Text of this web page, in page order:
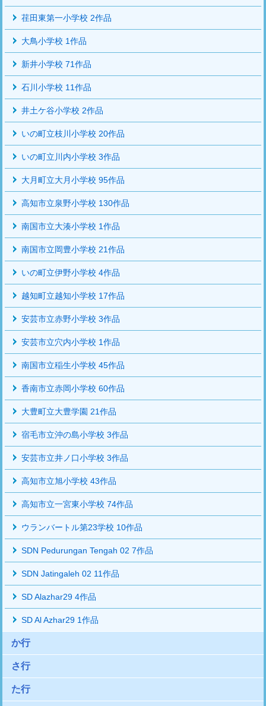
荏田東第一小学校 2作品
大鳥小学校 1作品
新井小学校 71作品
石川小学校 11作品
井土ケ谷小学校 2作品
いの町立枝川小学校 20作品
いの町立川内小学校 3作品
大月町立大月小学校 95作品
高知市立泉野小学校 130作品
南国市立大湊小学校 1作品
南国市立岡豊小学校 21作品
いの町立伊野小学校 4作品
越知町立越知小学校 17作品
安芸市立赤野小学校 3作品
安芸市立穴内小学校 1作品
南国市立稲生小学校 45作品
香南市立赤岡小学校 60作品
大豊町立大豊学園 21作品
宿毛市立沖の島小学校 3作品
安芸市立井ノ口小学校 3作品
高知市立旭小学校 43作品
高知市立一宮東小学校 74作品
ウランバートル第23学校 10作品
SDN Pedurungan Tengah 02 7作品
SDN Jatingaleh 02 11作品
SD Alazhar29 4作品
SD Al Azhar29 1作品
か行
さ行
た行